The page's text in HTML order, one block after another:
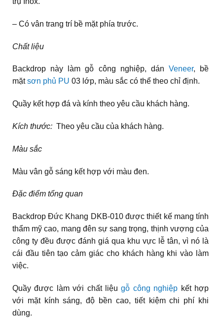
– Có vân trang trí bề mặt phía trước.
Chất liệu
Backdrop này làm gỗ công nghiệp, dánVeneer, bề
mặtsơn phủ PU 03 lớp, màu sắc có thể theo chỉ định.
Quầy kết hợp đá và kính theo yêu cầu khách hàng.
Kích thước:Theo yêu cầu của khách hàng.
Màu sắc
Màu vân gỗ sáng kết hợp với màu đen.
Đặc điểm tổng quan
Backdrop Đức Khang DKB-010 được thiết kế mang tính
thẩm mỹ cao, mang đên sự sang trọng, thịnh vượng của
công ty đều được đánh giá qua khu vực lễ tân, vì nó là
cái đầu tiên tạo cảm giác cho khách hàng khi vào làm
việc.
Quầy được làm với chất liệugỗ công nghiệp kết hợp
với mặt kính sáng, độ bền cao, tiết kiệm chi phí khi
dùng.